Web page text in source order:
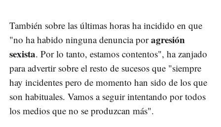
También sobre las últimas horas ha incidido en que
"no ha habido ninguna denuncia poragresión
sexista. Por lo tanto, estamos contentos", ha zanjado
para advertir sobre el resto de sucesos que "siempre
hay incidentes pero de momento han sido de los que
son habituales. Vamos a seguir intentando por todos
los medios que no se produzcan más".